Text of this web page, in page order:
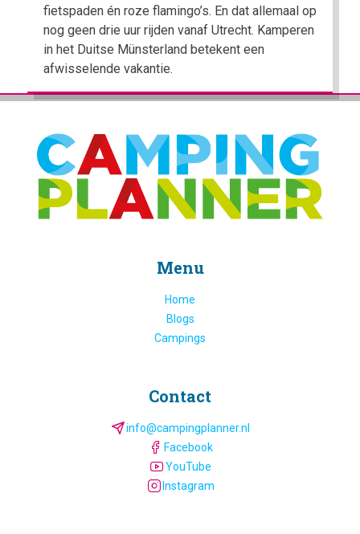
fietspaden én roze flamingo’s. En dat allemaal op
nog geen drie uur rijden vanaf Utrecht. Kamperen
in het Duitse Münsterland betekent een
afwisselende vakantie.
Menu
Home
Blogs
Campings
Contact
info@campingplanner.nl
Facebook
YouTube
Instagram